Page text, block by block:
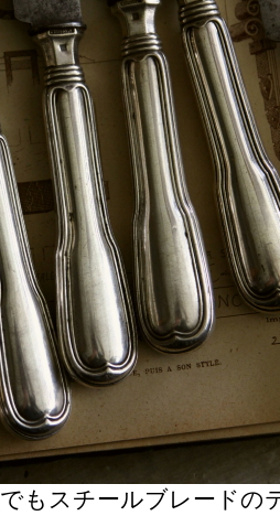
でもスチールブレードの